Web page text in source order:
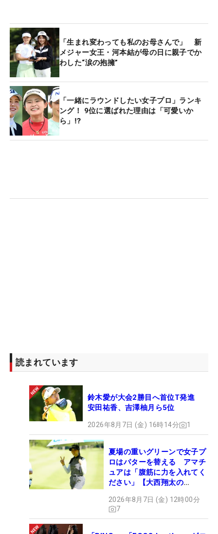
願いして作ってもらいました」
「ベント芝に近い素材がいい」という要望が、その
表面をフェルト素材に変え、「滑らないように」と
裏面には滑り止めが施された。青木の感覚を満たす
仕様へと仕上げられたいったのだ。
ヤマニの担当者は「鏡ではなくフェルト素材で、線
を合わせやすくしたいという要望があり、そこを重
考えています。今は本人用として作っていますけ
ど、問題がなければ（商品用に）作ることも可能で
す」という答えが返ってきた。
選手のリアルな声から生まれた“特注練習器具”。使
用目的の差別化は十分に図れそうだ。さて今後、製
品化される？ それとも、されない？ 注目して動向
を見てみよう。（文・高木彩音）
「生まれ変わっても私のお母さんで」 新
メジャー女王・河本結が母の日に親子でか
わした“涙の抱擁”
「一緒にラウンドしたい女子プロ」ランキ
ング！ 9位に選ばれた理由は「可愛いか
ら」⁉
読まれています
鈴木愛が大会2勝目へ首位T発進
安田祐香、吉澤柚月ら5位
2026年8月7日 (金) 16時14分 1
夏場の重いグリーンで女子プ
ロはパターを替える アマチ
ュアは「腹筋に力を入れてく
ださい」【大西翔太の
2026年8月7日 (金) 12時00分
7